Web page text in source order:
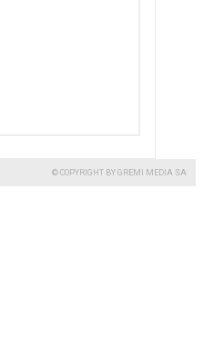
© COPYRIGHT BY GREMI MEDIA SA